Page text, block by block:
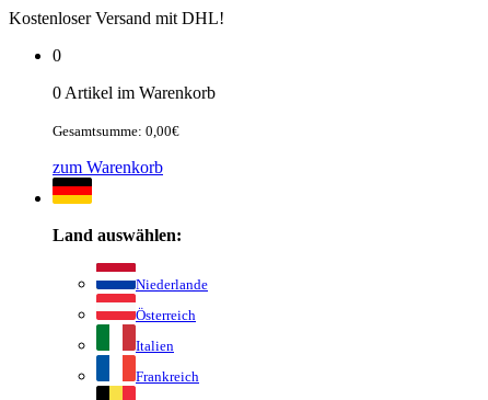
Kostenloser Versand mit DHL!
0
0 Artikel im Warenkorb
Gesamtsumme: 0,00€
zum Warenkorb
Land auswählen:
Niederlande
Österreich
Italien
Frankreich